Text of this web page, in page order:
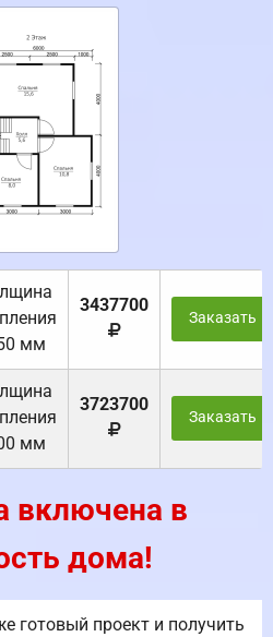
мм
3437700
Заказать
мм
3723700
Заказать
включена в
дома!
готовый проект и получить